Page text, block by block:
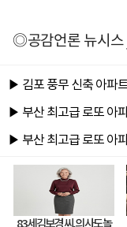
◎공감언론 뉴시스